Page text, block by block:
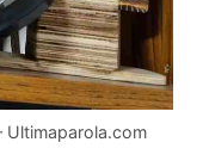
Ultimaparola.com